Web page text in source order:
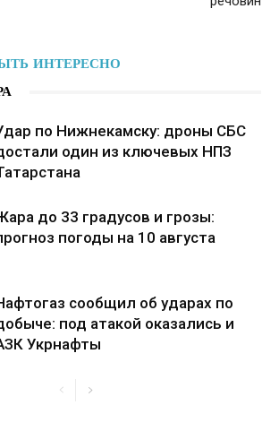
ИНТЕРЕСНО
по Нижнекамску: дроны СБС
один из ключевых НПЗ
до 33 градусов и грозы:
погоды на 10 августа
сообщил об ударах по
под атакой оказались и
Укрнафты